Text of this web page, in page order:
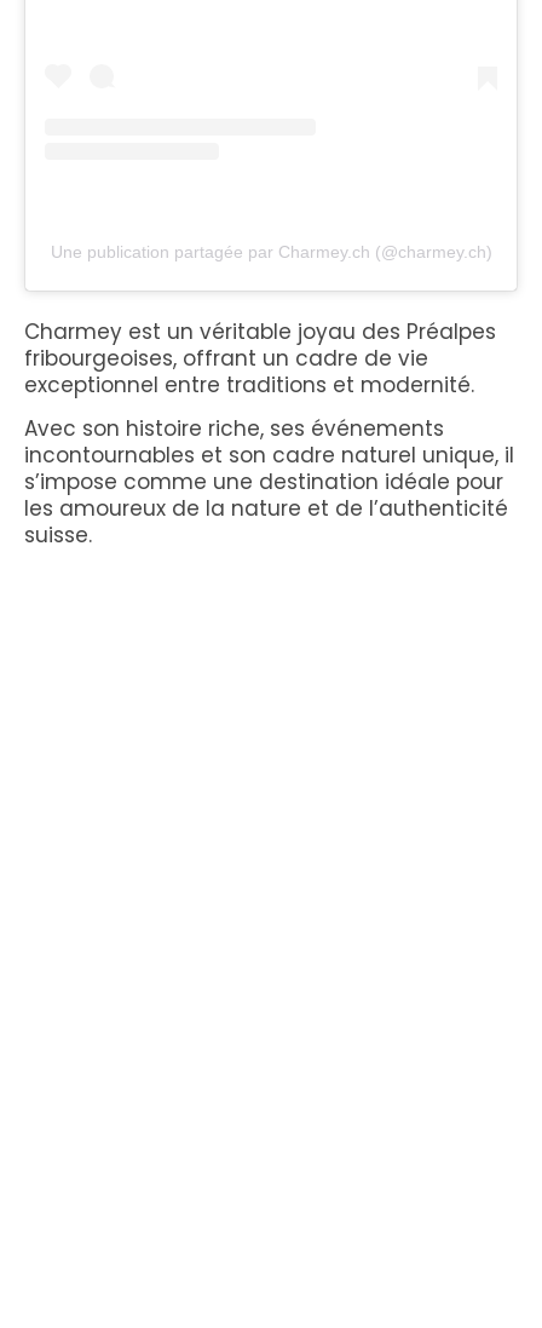
Une publication partagée par Charmey.ch (@charmey.ch)
Charmey est un véritable joyau des Préalpes
fribourgeoises, offrant un cadre de vie
exceptionnel entre traditions et modernité.
Avec son histoire riche, ses événements
incontournables et son cadre naturel unique, il
s’impose comme une destination idéale pour
les amoureux de la nature et de l’authenticité
suisse.